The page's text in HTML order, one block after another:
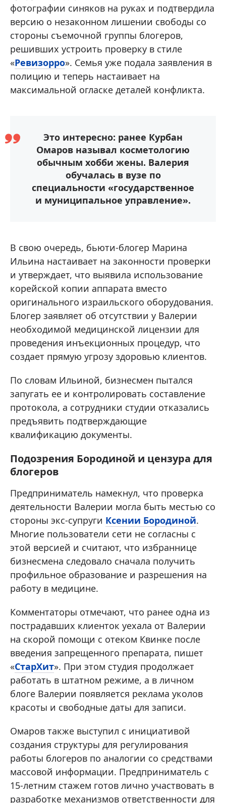
фотографии синяков на руках и подтвердила
версию о незаконном лишении свободы со
стороны съемочной группы блогеров,
решивших устроить проверку в стиле
«Ревизорро». Семья уже подала заявления в
полицию и теперь настаивает на
максимальной огласке деталей конфликта.
Это интересно: ранее Курбан
Омаров называл косметологию
обычным хобби жены. Валерия
обучалась в вузе по
специальности «государственное
и муниципальное управление».
В свою очередь, бьюти-блогер Марина
Ильина настаивает на законности проверки
и утверждает, что выявила использование
корейской копии аппарата вместо
оригинального израильского оборудования.
Блогер заявляет об отсутствии у Валерии
необходимой медицинской лицензии для
проведения инъекционных процедур, что
создает прямую угрозу здоровью клиентов.
По словам Ильиной, бизнесмен пытался
запугать ее и контролировать составление
протокола, а сотрудники студии отказались
предъявить подтверждающие
квалификацию документы.
Подозрения Бородиной и цензура для
блогеров
Предприниматель намекнул, что проверка
деятельности Валерии могла быть местью со
стороны экс-супруги Ксении Бородиной.
Многие пользователи сети не согласны с
этой версией и считают, что избраннице
бизнесмена следовало сначала получить
профильное образование и разрешения на
работу в медицине.
Комментаторы отмечают, что ранее одна из
пострадавших клиенток уехала от Валерии
на скорой помощи с отеком Квинке после
введения запрещенного препарата, пишет
«СтарХит». При этом студия продолжает
работать в штатном режиме, а в личном
блоге Валерии появляется реклама уколов
красоты и свободные даты для записи.
Омаров также выступил с инициативой
создания структуры для регулирования
работы блогеров по аналогии со средствами
массовой информации. Предприниматель с
15-летним стажем готов лично участвовать в
разработке механизмов ответственности для